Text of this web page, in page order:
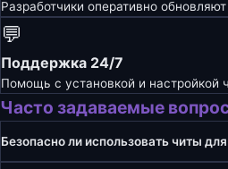
Разработчики оперативно
💬
Поддержка 24/7
Помощь с установкой и настройкой
Часто задаваемые
Безопасно ли использовать читы